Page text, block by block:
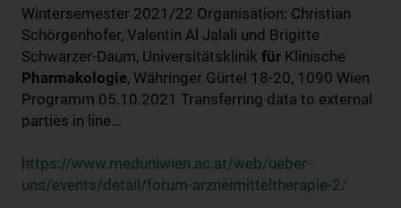
Wintersemester 2021/22 Organisation: Christian
Schörgenhofer, Valentin Al Jalali und Brigitte
Schwarzer-Daum, Universitätsklinik für Klinische
Pharmakologie, Währinger Gürtel 18-20, 1090 Wien
Programm 05.10.2021 Transferring data to external
parties in line...
https://www.meduniwien.ac.at/web/ueber-
uns/events/detail/forum-arzneimitteltherapie-2/